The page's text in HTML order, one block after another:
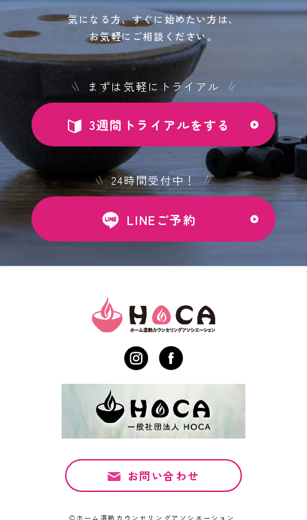
気になる方、すぐに始めたい方は、
お気軽にご相談ください。
まずは気軽にトライアル
3週間トライアルをする
24時間受付中！
LINEご予約
お問い合わせ
©ホーム温熱カウンセリングアソシエーション.